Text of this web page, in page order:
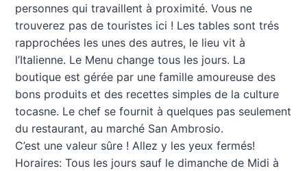
personnes qui travaillent à proximité. Vous ne
trouverez pas de touristes ici ! Les tables sont trés
rapprochées les unes des autres, le lieu vit à
l’Italienne. Le Menu change tous les jours. La
boutique est gérée par une famille amoureuse des
bons produits et des recettes simples de la culture
tocasne. Le chef se fournit à quelques pas seulement
du restaurant, au marché San Ambrosio.
C’est une valeur sûre ! Allez y les yeux fermés!
Horaires: Tous les jours sauf le dimanche de Midi à